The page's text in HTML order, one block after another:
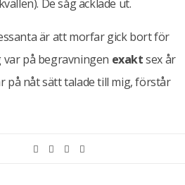
De såg äcklade ut.
är att morfar gick bort för
var på begravningen exaktsex år
på nåt sätt talade till mig, förstår